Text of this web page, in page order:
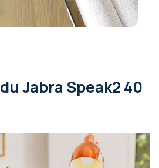
du Jabra Speak2 40